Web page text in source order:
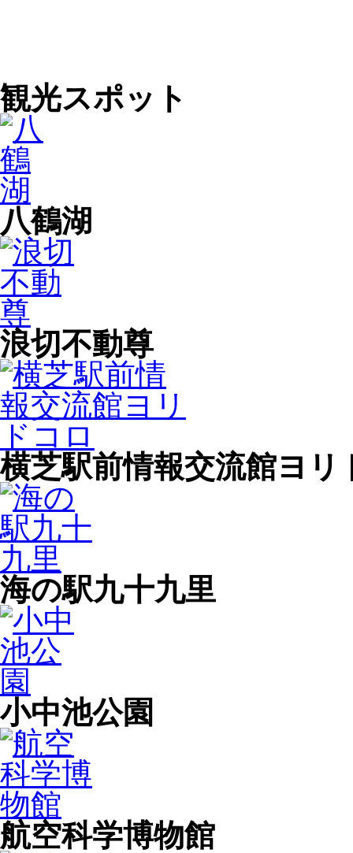
観光スポット
八鶴湖
浪切不動尊
横芝駅前情報交流館ヨリ
海の駅九十九里
小中池公園
航空科学博物館